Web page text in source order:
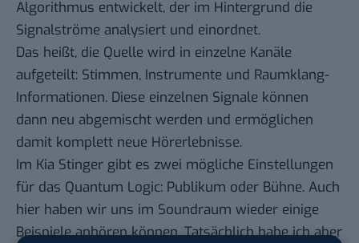
Algorithmus entwickelt, der im Hintergrund die
Signalströme analysiert und einordnet.
Das heißt, die Quelle wird in einzelne Kanäle
aufgeteilt: Stimmen, Instrumente und Raumklang-
Informationen. Diese einzelnen Signale können
dann neu abgemischt werden und ermöglichen
damit komplett neue Hörerlebnisse.
Im Kia Stinger gibt es zwei mögliche Einstellungen
für das Quantum Logic: Publikum oder Bühne. Auch
hier haben wir uns im Soundraum wieder einige
Beispiele anhören können. Tatsächlich habe ich aber